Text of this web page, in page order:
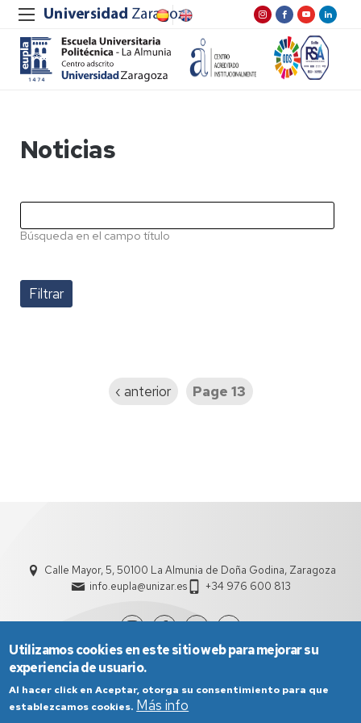
Noticias
Búsqueda en el campo título
Previous
‹ anterior Page 13
Calle Mayor, 5, 50100 La Almunia de Doña Godina, Zaragoza
info.eupla@unizar.es
+34 976 600 813
Utilizamos cookies en este sitio web para mejorar su
experiencia de usuario.
Al hacer click en Aceptar, otorga su consentimiento para que
establezcamos cookies. Más info